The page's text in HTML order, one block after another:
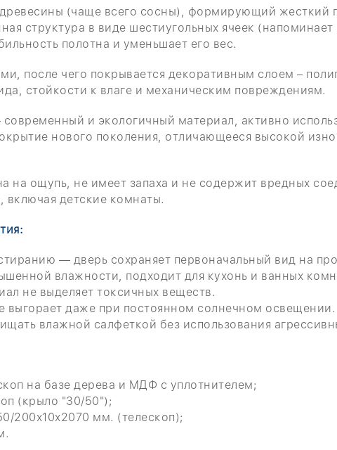
(чаще всего сосны), формирующий жесткий
структура в виде шестиугольных ячеек
полотна и уменьшает его вес.
после чего покрывается декоративным слоем –
стойкости к влаге и механическим повреждениям.
и экологичный материал, активно
нового поколения, отличающееся высокой
на ощупь, не имеет запаха и не содержит вредных
детские комнаты.
— дверь сохраняет первоначальный вид на
влажности, подходит для кухонь и ванных
не выделяет токсичных веществ.
выгорает даже при постоянном солнечном освещении.
влажной салфеткой без использования
на базе дерева и МДФ с уплотнителем;
(крыло "30/50");
200х10х2070 мм. (телескоп);